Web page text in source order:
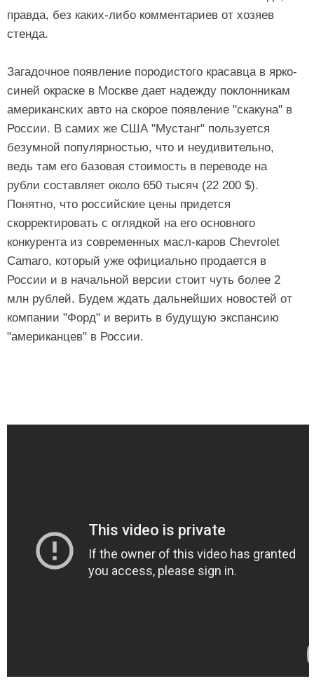
правда, без каких-либо комментариев от хозяев
стенда.
Загадочное появление породистого красавца в ярко-
синей окраске в Москве дает надежду поклонникам
американских авто на скорое появление "скакуна" в
России. В самих же США "Мустанг" пользуется
безумной популярностью, что и неудивительно,
ведь там его базовая стоимость в переводе на
рубли составляет около 650 тысяч (22 200 $).
Понятно, что российские цены придется
скорректировать с оглядкой на его основного
конкурента из современных масл-каров Chevrolet
Camaro, который уже официально продается в
России и в начальной версии стоит чуть более 2
млн рублей. Будем ждать дальнейших новостей от
компании "Форд" и верить в будущую экспансию
"американцев" в России.